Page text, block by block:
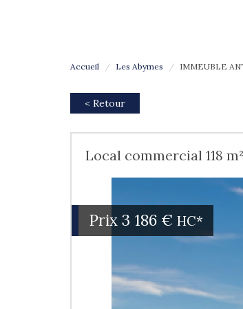
Accueil Les Abymes IMMEUBLE
< Retour
Local commercial 118
Prix 3 186 € HC*